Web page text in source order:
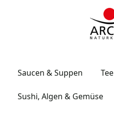
Saucen & Suppen Tee
Sushi, Algen & Gemüse